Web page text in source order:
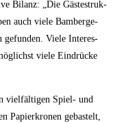
Bilanz: „Die Gäs­tes­truk­
auch vie­le Bam­ber­ge­
gefun­den. Vie­le Inter­es­
vie­le Ein­drü­cke
viel­fäl­ti­gen Spiel- und
Papier­kro­nen gebas­telt,